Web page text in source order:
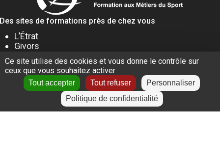
sites de formations près de chez vous
L’Étrat
Givors
Villeurbanne
Lyon
Le Puy-en-Velay
Ce site utilise des cookies et vous donne le contrôle sur
ceux que vous souhaitez activer
Tout accepter Tout refuser
Personnaliser
Politique de confidentialité